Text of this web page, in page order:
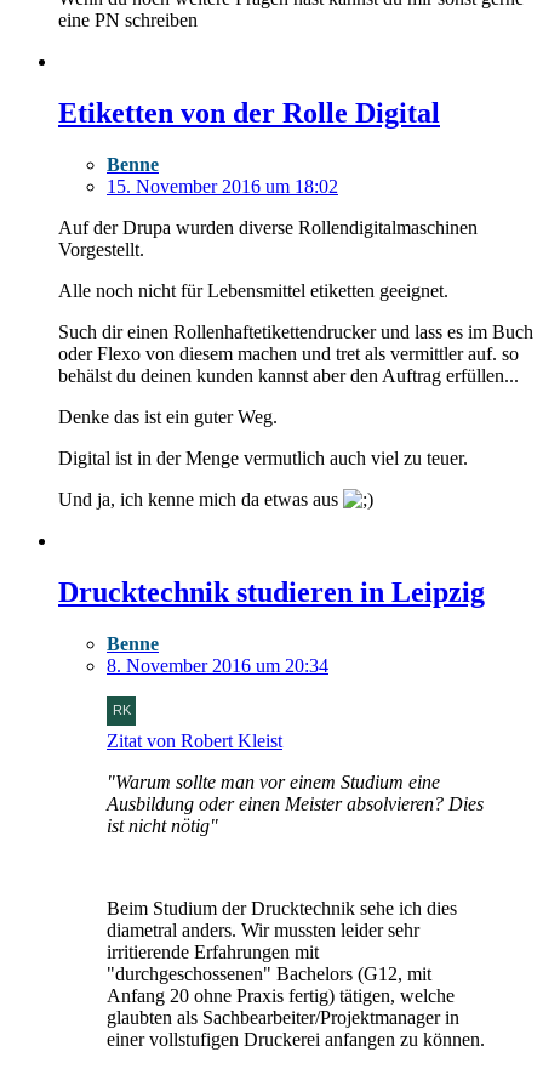
eine PN schreiben
Etiketten von der Rolle Digital
Benne
15. November 2016 um 18:02
Auf der Drupa wurden diverse Rollendigitalmaschinen
Vorgestellt.
Alle noch nicht für Lebensmittel etiketten geeignet.
Such dir einen Rollenhaftetikettendrucker und lass es im Buch
oder Flexo von diesem machen und tret als vermittler auf. so
behälst du deinen kunden kannst aber den Auftrag erfüllen...
Denke das ist ein guter Weg.
Digital ist in der Menge vermutlich auch viel zu teuer.
Und ja, ich kenne mich da etwas aus
Drucktechnik studieren in Leipzig
Benne
8. November 2016 um 20:34
Zitat von Robert Kleist
"Warum sollte man vor einem Studium eine
Ausbildung oder einen Meister absolvieren? Dies
ist nicht nötig"
Beim Studium der Drucktechnik sehe ich dies
diametral anders. Wir mussten leider sehr
irritierende Erfahrungen mit
"durchgeschossenen" Bachelors (G12, mit
Anfang 20 ohne Praxis fertig) tätigen, welche
glaubten als Sachbearbeiter/Projektmanager in
einer vollstufigen Druckerei anfangen zu können.